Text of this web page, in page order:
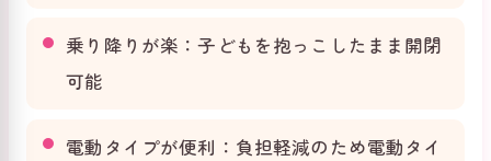
乗り降りが楽：子どもを抱っこしたまま開閉
可能
電動タイプが便利：負担軽減のため電動タイ